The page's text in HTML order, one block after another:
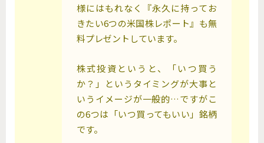
様にはもれなく『永久に持ってお
きたい6つの米国株レポート』も無
料プレゼントしています。
株式投資というと、「いつ買う
か？」というタイミングが大事と
いうイメージが一般的…ですがこ
の6つは「いつ買ってもいい」銘柄
です。